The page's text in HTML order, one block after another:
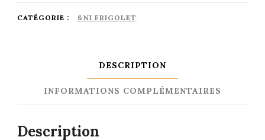
CATÉGORIE : SNI FRIGOLET
DESCRIPTION
INFORMATIONS COMPLÉMENTAIRES
Description